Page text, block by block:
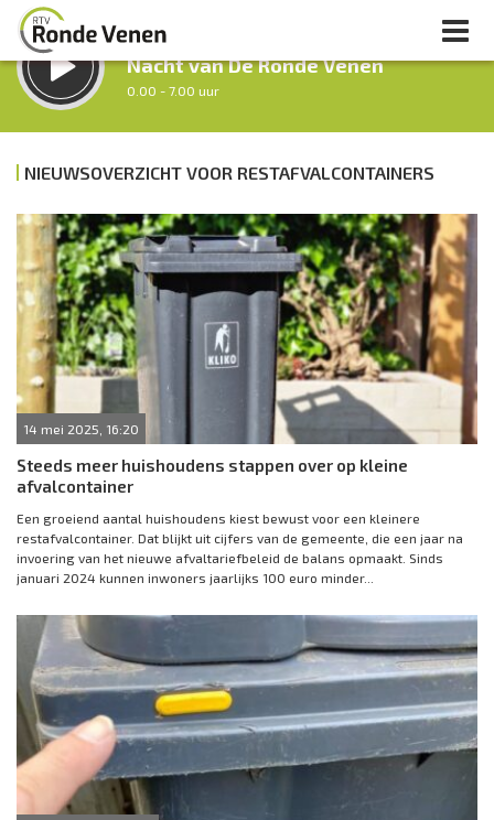
LUISTER LIVE:
Nacht van De Ronde Venen
0.00 - 7.00 uur
Ochtendronde
Vorig uur
Volgend uur
Inklappen
NIEUWSOVERZICHT VOOR RESTAFVALCONTAINERS
14 mei 2025, 16:20
Steeds meer huishoudens stappen over op kleine
afvalcontainer
Een groeiend aantal huishoudens kiest bewust voor een kleinere
restafvalcontainer. Dat blijkt uit cijfers van de gemeente, die een jaar na
invoering van het nieuwe afvaltariefbeleid de balans opmaakt. Sinds
januari 2024 kunnen inwoners jaarlijks 100 euro minder...